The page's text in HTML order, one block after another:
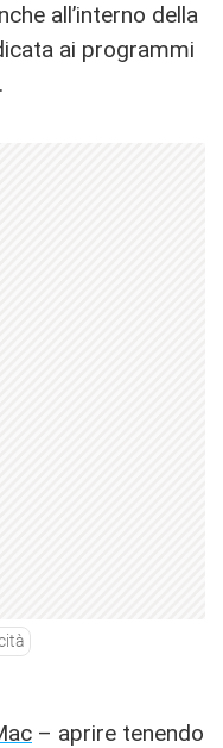
all’interno della
ai programmi
– aprire tenendo